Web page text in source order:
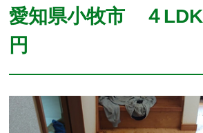
愛知県小牧市 ４
円